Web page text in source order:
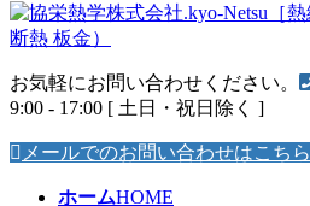
お気軽にお問い合わせください。
9:00 - 17:00 [ 土日・祝日除く ]
メールでのお問い合わせはこちら
ホームHOME